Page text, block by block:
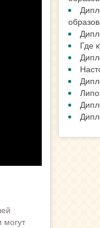
могут
Где